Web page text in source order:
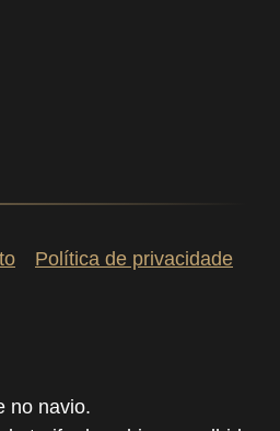
Política de privacidade
no navio.